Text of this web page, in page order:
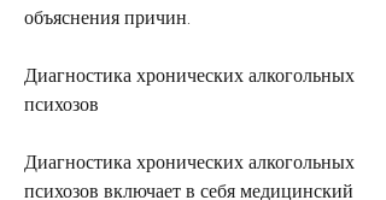
объяснения причин.
Диагностика хронических алкогольных
психозов
Диагностика хронических алкогольных
психозов включает в себя медицинский